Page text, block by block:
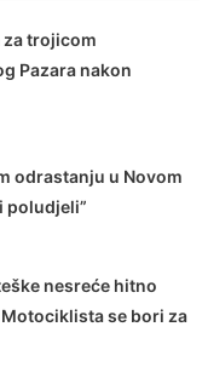
za trojicom
Pazara nakon
odrastanju u Novom
poludjeli”
nesreće hitno
se bori za